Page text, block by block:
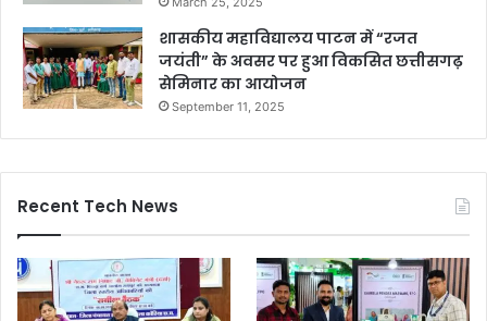
शासकीय महाविद्यालय पाटन में “रजत
जयंती” के अवसर पर हुआ विकसित छत्तीसगढ़
सेमिनार का आयोजन
September 11, 2025
Recent Tech News